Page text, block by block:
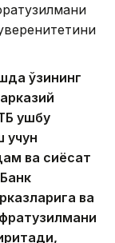
ўзининг
ушбу
учун
ва сиёсат
ва